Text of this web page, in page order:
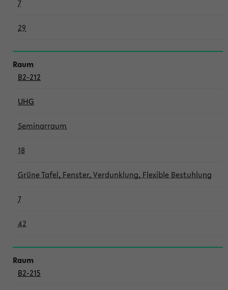
7
29
B2-212
UHG
Seminarraum
18
Grüne Tafel, Fenster, Verdunklung, Flexible Bestuhlung
7
42
B2-215